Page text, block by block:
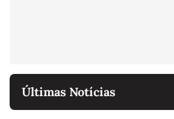
Últimas Notícias